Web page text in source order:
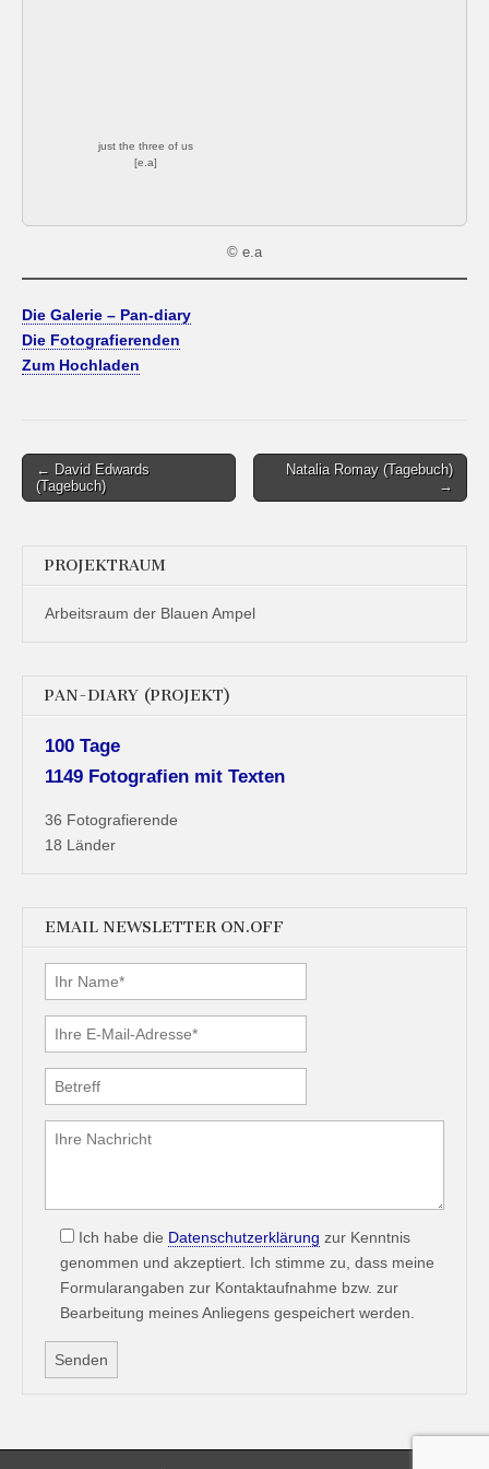
just the three of us
[e.a]
© e.a
Die Galerie – Pan-diary
Die Fotografierenden
Zum Hochladen
Post
navigation
← David Edwards
(Tagebuch)
Natalia Romay (Tagebuch)
→
PROJEKTRAUM
Arbeitsraum der Blauen Ampel
PAN-DIARY (PROJEKT)
100 Tage
1149 Fotografien mit Texten
36 Fotografierende
18 Länder
EMAIL NEWSLETTER ON.OFF
Ich habe die Datenschutzerklärung zur Kenntnis
genommen und akzeptiert. Ich stimme zu, dass meine
Formularangaben zur Kontaktaufnahme bzw. zur
Bearbeitung meines Anliegens gespeichert werden.